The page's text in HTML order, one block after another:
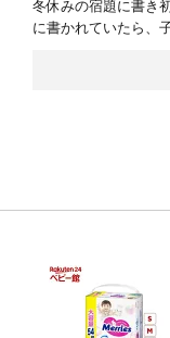
冬休みの宿題に書き
に書かれていたら、